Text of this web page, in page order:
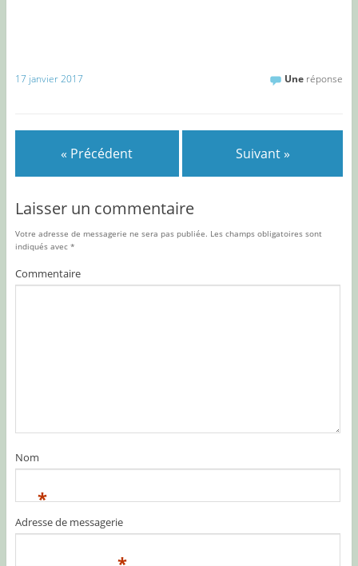
17 janvier 2017 Une réponse
« Précédent Suivant »
Laisser un commentaire
Votre adresse de messagerie ne sera pas publiée. Les champs obligatoires sont
indiqués avec *
Commentaire
Nom
*
Adresse de messagerie